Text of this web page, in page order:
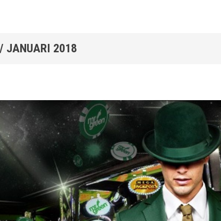
JANUARI 2018